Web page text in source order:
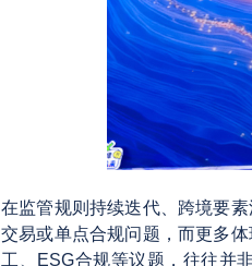
在监管规则持续迭代、跨境要
交易或单点合规问题，而更多
工、ESG合规等议题，往往并